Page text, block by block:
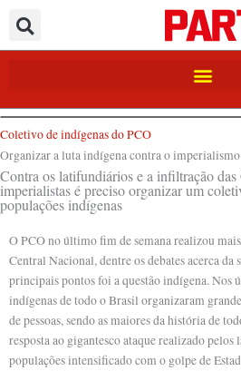
para
o
Coletivo de indígenas do PCO
Organizar a luta indígena contra o
Contra os latifundiários e a infiltração
imperialistas é preciso organizar um
populações indígenas
O PCO no último fim de semana realizou
Central Nacional, dentre os debates acerca
principais pontos foi a questão indígena. Nos
indígenas de todo o Brasil organizaram
de pessoas, sendo as maiores da história de
resposta ao gigantesco ataque realizado
populações intensificado com o golpe de